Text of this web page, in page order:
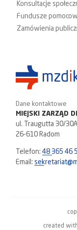
Konsultacje
Fundusze
Zamówienia
Dane kontaktowe
MIEJSKI ZARZĄD
ul. Traugutta 30/30A
26-610 Radom
Telefon:48 365 46
Email:
created